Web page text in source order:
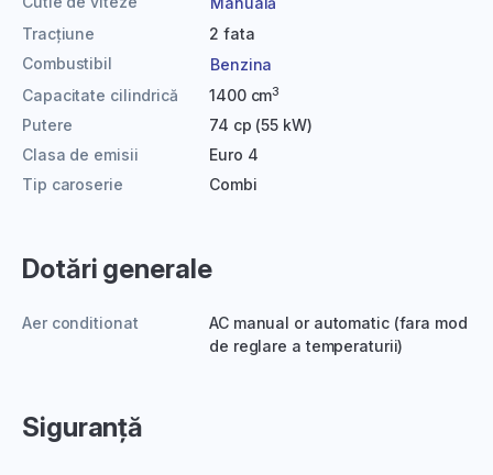
Tracțiune
2 fata
Combustibil
Benzina
Capacitate cilindrică
1400 cm3
Putere
74 cp (55 kW)
Clasa de emisii
Euro 4
Tip caroserie
Combi
Dotări generale
Aer conditionat
AC manual or automatic (fara mod
de reglare a temperaturii)
Siguranță